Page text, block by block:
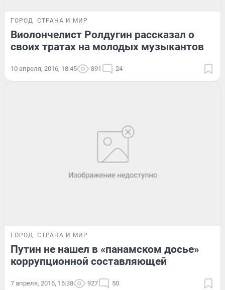
ГОРОД СТРАНА И МИР
Виолончелист Ролдугин рассказал о
своих тратах на молодых музыкантов
10 апреля, 2016, 18:45 891 24
ГОРОД СТРАНА И МИР
Путин не нашел в «панамском досье»
коррупционной составляющей
7 апреля, 2016, 16:38 927 50